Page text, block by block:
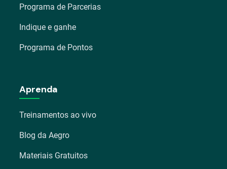
Programa de Parcerias
Indique e ganhe
Programa de Pontos
Aprenda
Treinamentos ao vivo
Blog da Aegro
Materiais Gratuitos